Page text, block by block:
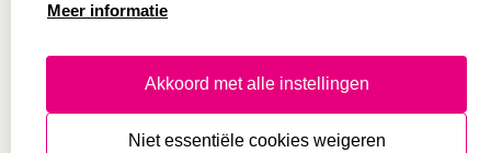
Instructie voor
Aanleverspecificaties
Safety Sheets
Meer informatie
Akkoord met alle instellingen
Niet essentiële cookies weigeren